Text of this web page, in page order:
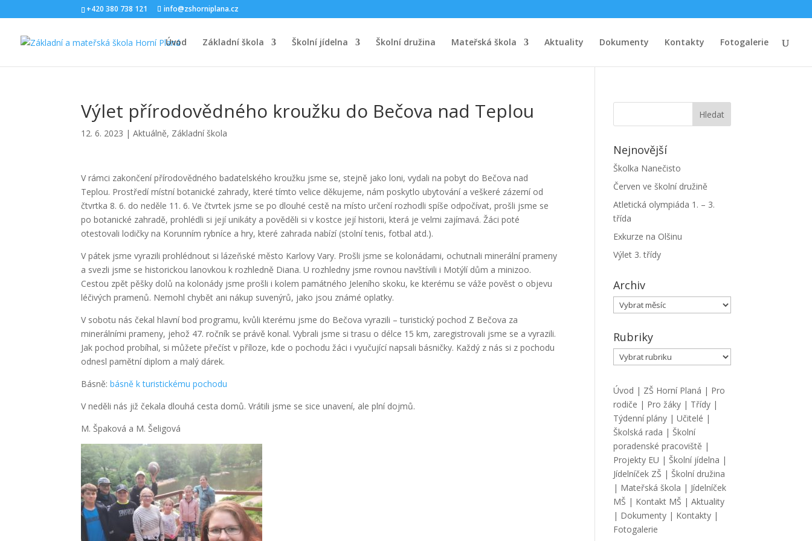
+420 380 738 121 info@zshorniplana.cz
Úvod Základní škola Školní jídelna Školní družina Mateřská škola Aktuality Dokumenty Kontakty Fotogalerie
Výlet přírodovědného kroužku do Bečova nad Teplou
12. 6. 2023 |Aktuálně, Základní škola
V rámci zakončení přírodovědného badatelského kroužku jsme se, stejně jako loni, vydali na pobyt do Bečova nad
Teplou. Prostředí místní botanické zahrady, které tímto velice děkujeme, nám poskytlo ubytování a veškeré zázemí od
čtvrtka 8. 6. do neděle 11. 6. Ve čtvrtek jsme se po dlouhé cestě na místo určení rozhodli spíše odpočívat, prošli jsme se
po botanické zahradě, prohlédli si její unikáty a pověděli si v kostce její historii, která je velmi zajímavá. Žáci poté
otestovali lodičky na Korunním rybníce a hry, které zahrada nabízí (stolní tenis, fotbal atd.).
V pátek jsme vyrazili prohlédnout si lázeňské město Karlovy Vary. Prošli jsme se kolonádami, ochutnali minerální prameny
a svezli jsme se historickou lanovkou k rozhledně Diana. U rozhledny jsme rovnou navštívili i Motýlí dům a minizoo.
Cestou zpět pěšky dolů na kolonády jsme prošli i kolem památného Jeleního skoku, ke kterému se váže pověst o objevu
léčivých pramenů. Nemohl chybět ani nákup suvenýrů, jako jsou známé oplatky.
V sobotu nás čekal hlavní bod programu, kvůli kterému jsme do Bečova vyrazili – turistický pochod Z Bečova za
minerálními prameny, jehož 47. ročník se právě konal. Vybrali jsme si trasu o délce 15 km, zaregistrovali jsme se a vyrazili.
Jak pochod probíhal, si můžete přečíst v příloze, kde o pochodu žáci i vyučující napsali básničky. Každý z nás si z pochodu
odnesl pamětní diplom a malý dárek.
Básně:básně k turistickému pochodu
V neděli nás již čekala dlouhá cesta domů. Vrátili jsme se sice unavení, ale plní dojmů.
M. Špaková a M. Šeligová
Nejnovější
Školka Nanečisto
Červen ve školní družině
Atletická olympiáda 1. – 3.
třída
Exkurze na Olšinu
Výlet 3. třídy
Archiv
Archiv
Rubriky
Rubriky
Úvod | ZŠ Horní Planá | Pro
rodiče | Pro žáky | Třídy |
Týdenní plány |Učitelé |
Školská rada |Školní
poradenské pracoviště |
Projekty EU |Školní jídelna |
Jídelníček ZŠ |Školní družina
| Mateřská škola | Jídelníček
MŠ | Kontakt MŠ |Aktuality
| Dokumenty | Kontakty |
Fotogalerie